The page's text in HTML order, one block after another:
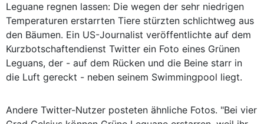
Leguane regnen lassen: Die wegen der sehr niedrigen
Temperaturen erstarrten Tiere stürzten schlichtweg aus
den Bäumen. Ein US-Journalist veröffentlichte auf dem
Kurzbotschaftendienst Twitter ein Foto eines Grünen
Leguans, der - auf dem Rücken und die Beine starr in
die Luft gereckt - neben seinem Swimmingpool liegt.
Andere Twitter-Nutzer posteten ähnliche Fotos. "Bei vier